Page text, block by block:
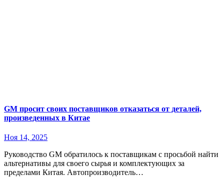
GM просит своих поставщиков отказаться от деталей,
произведенных в Китае
Ноя 14, 2025
Руководство GM обратилось к поставщикам с просьбой найти
альтернативы для своего сырья и комплектующих за
пределами Китая. Автопроизводитель…